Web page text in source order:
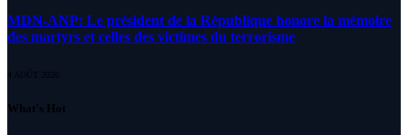
MDN-ANP: Le président de la République honore la mémoire
des martyrs et celles des victimes du terrorisme
4 AOÛT 2026
What's Hot